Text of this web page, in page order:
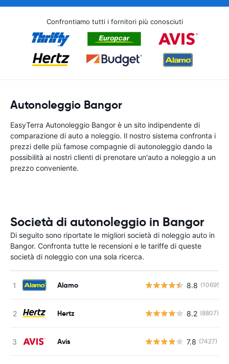
Confrontiamo tutti i fornitori più conosciuti
Autonoleggio Bangor
EasyTerra Autonoleggio Bangor è un sito indipendente di
comparazione di auto a noleggio. Il nostro sistema confronta i
prezzi delle più famose compagnie di autonoleggio dando la
possibilità ai nostri clienti di prenotare un'auto a noleggio a un
prezzo conveniente.
Società di autonoleggio in Bangor
Di seguito sono riportate le migliori società di noleggio auto in
Bangor. Confronta tutte le recensioni e le tariffe di queste
società di noleggio con una sola ricerca.
Alamo 8.8 (10695)
Hertz 8.2 (8807)
Avis 7.8 (7427)